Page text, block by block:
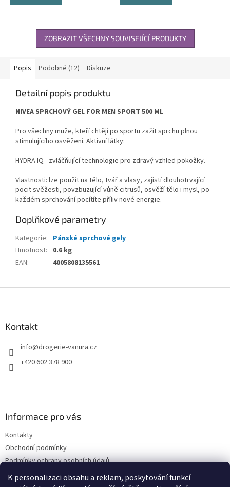
K personalizaci obsahu a reklam, poskytování funkcí
ZOBRAZIT VŠECHNY SOUVISEJÍCÍ PRODUKTY
Popis Podobné (12) Diskuze
Detailní popis produktu
NIVEA SPRCHOVÝ GEL FOR MEN SPORT 500 ML
Pro všechny muže, kteří chtějí po sportu zažít sprchu plnou
stimulujícího osvěžení. Aktivní látky:
HYDRA IQ - zvláčňující technologie pro zdravý vzhled pokožky.
Vlastnosti: lze použít na tělo, tvář a vlasy, zajistí dlouhotrvající
pocit svěžesti, povzbuzující vůně citrusů, osvěží tělo i mysl, po
každém sprchování pocítíte příliv nové energie.
Doplňkové parametry
Kategorie: Pánské sprchové gely
Hmotnost:
0.6 kg
EAN: 4005808135561
Kontakt
info@drogerie-vanura.cz
+420 602 378 900
Informace pro vás
Kontakty
Obchodní podmínky
Podmínky ochrany osobních údajů
Dodací a platební podmínky